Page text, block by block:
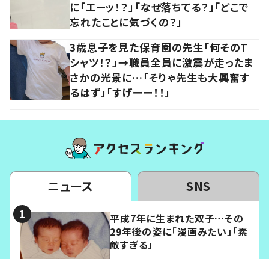
に「エーッ！？」「なぜ落ちてる？」「どこで
忘れたことに気づくの？」
3歳息子を見た保育園の先生「何そのT
シャツ！？」→職員全員に激震が走ったま
さかの光景に…「そりゃ先生も大興奮す
るはず」「すげーー！！」
ニュース SNS
平成7年に生まれた双子…その
29年後の姿に「漫画みたい」「素
敵すぎる」